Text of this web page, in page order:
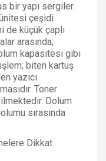
bir yapı sergiler.
çeşidi
de küçük çaplı
arasında;
kapasitesi gibi
biten kartuş
yazıcı
Toner
Dolum
sırasında
Dikkat